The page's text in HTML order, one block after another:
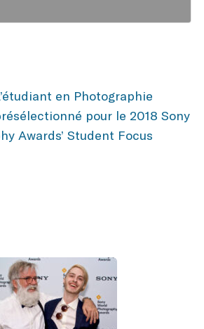
en Photographie
pour le 2018 Sony
Awards’ Student Focus